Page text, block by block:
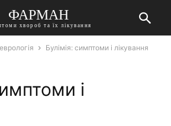
ФАРМАН
хвороб та їх лікування
Булімія: симптоми і лікування
і